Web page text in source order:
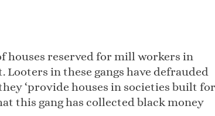
houses reserved for mill workers in
Looters in these gangs have defrauded
‘provide houses in societies built for
this gang has collected black money